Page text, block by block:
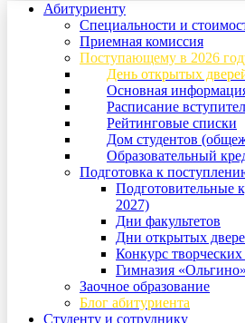
Абитуриенту
Специальности и
Приемная комиссия
Поступающему в 2026
День открытых
Основная
Расписание
Рейтинговые списки
Дом студентов
Образовательный
Подготовка к
Подготовительные
2027)
Дни факультетов
Дни открытых
Конкурс творческих
Гимназия «Ольгино»
Заочное образование
Блог абитуриента
Студенту и сотруднику